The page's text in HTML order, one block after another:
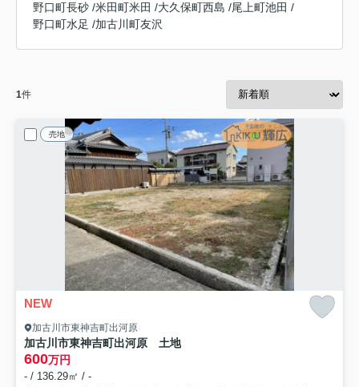
野口町長砂 /米田町米田 /大久保町西島 /尾上町池田 /
野口町水足 /加古川町友沢
1件
売地
NEW
加古川市東神吉町出河原
加古川市東神吉町出河原 土地
600万円
- / 136.29㎡ / -